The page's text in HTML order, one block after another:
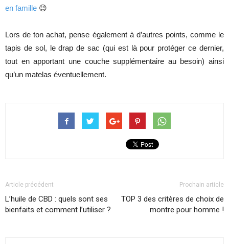
en famille 😉
Lors de ton achat, pense également à d’autres points, comme le
tapis de sol, le drap de sac (qui est là pour protéger ce dernier,
tout en apportant une couche supplémentaire au besoin) ainsi
qu’un matelas éventuellement.
Article précédent
L’huile de CBD : quels sont ses
bienfaits et comment l’utiliser ?
Prochain article
TOP 3 des critères de choix de
montre pour homme !